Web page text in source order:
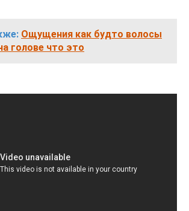
Ощущения как будто волосы
голове что это